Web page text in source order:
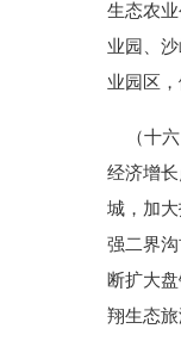
生态农
业园、
业园区
（十六
经济增
城，加
强二界
断扩大
翔生态